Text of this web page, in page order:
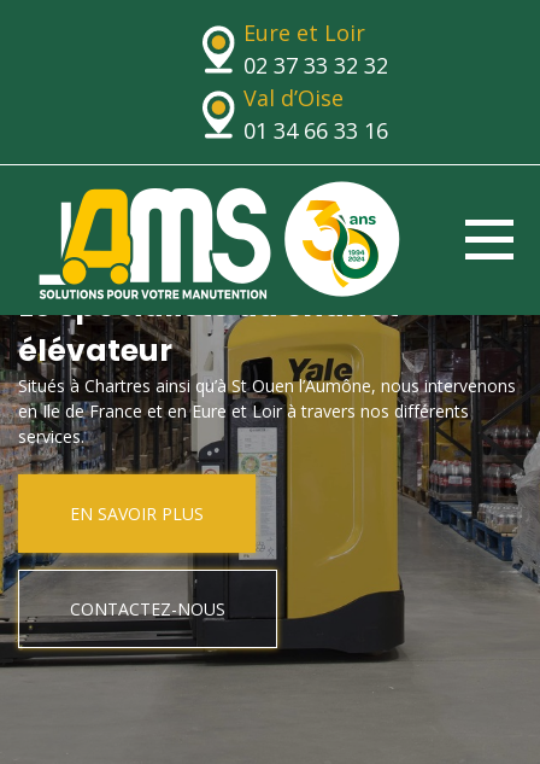
Eure et Loir
02 37 33 32 32
Val d’Oise
01 34 66 33 16
Le spécialiste du chariot
élévateur
Situés à Chartres ainsi qu’à St Ouen l’Aumône, nous intervenons
en Ile de France et en Eure et Loir à travers nos différents
services.
EN SAVOIR PLUS
CONTACTEZ-NOUS